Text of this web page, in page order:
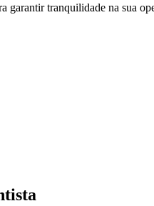
garantir tranquilidade na sua